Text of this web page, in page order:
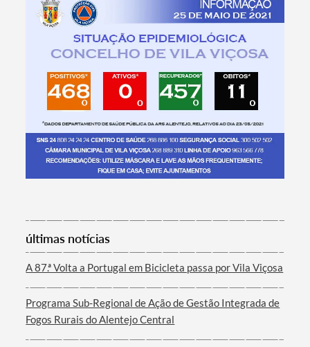
Categorias gerais
últimas notícias
A 87.ª Volta a Portugal em Bicicleta passa por Vila Viçosa
Programa Sub-Regional de Ação de Gestão Integrada de
Fogos Rurais do Alentejo Central